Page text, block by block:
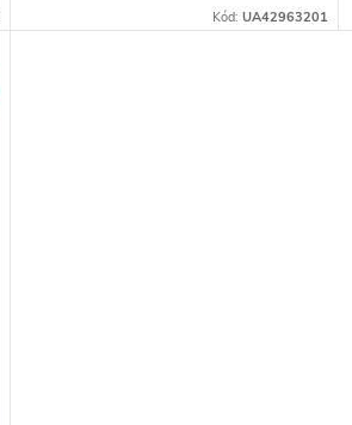
SHIMANO Revoshift, 6 rychlostí. V
Kód: UA42963201